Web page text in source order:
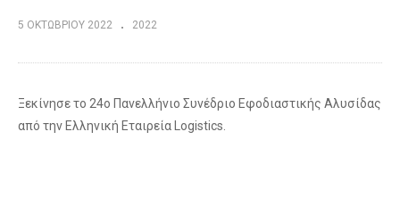
5 ΟΚΤΩΒΡΊΟΥ 2022 2022
Ξεκίνησε το 24ο Πανελλήνιο Συνέδριο Εφοδιαστικής Αλυσίδας
από την Ελληνική Εταιρεία Logistics.